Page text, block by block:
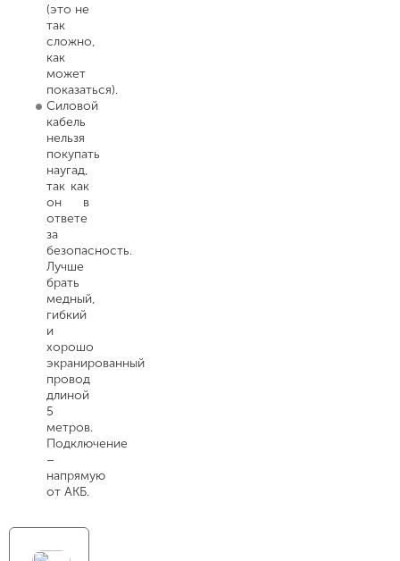
(это не
так
сложно,
как
может
показаться).
Силовой
кабель
нельзя
покупать
наугад,
так как
он в
ответе
за
безопасность.
Лучше
брать
медный,
гибкий
и
хорошо
экранированный
провод
длиной
5
метров.
Подключение
–
напрямую
от АКБ.